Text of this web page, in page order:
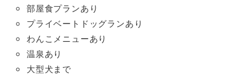
部屋食プランあり
プライベートドッグランあり
わんこメニューあり
温泉あり
大型犬まで